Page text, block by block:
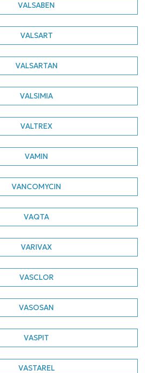
VALSABEN
VALSART
VALSARTAN
VALSIMIA
VALTREX
VAMIN
VANCOMYCIN
VAQTA
VARIVAX
VASCLOR
VASOSAN
VASPIT
VASTAREL